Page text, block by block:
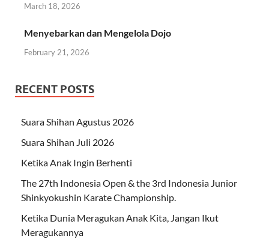
March 18, 2026
Menyebarkan dan Mengelola Dojo
February 21, 2026
RECENT POSTS
Suara Shihan Agustus 2026
Suara Shihan Juli 2026
Ketika Anak Ingin Berhenti
The 27th Indonesia Open & the 3rd Indonesia Junior
Shinkyokushin Karate Championship.
Ketika Dunia Meragukan Anak Kita, Jangan Ikut
Meragukannya